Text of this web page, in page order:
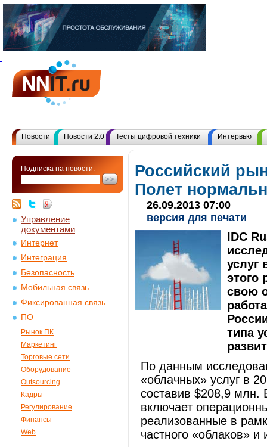
Новости Новости 2.0 Тесты цифровой техники Интервью
Подписка на новости:
Управление
документами
Интернет
Интеграция
Безопасность
Мобильная связь
Фиксированная связь
ПО
Рынок ПК
Маркетинг
Торговые сети
Оборудование
Outsourcing
Кадры
Регулирование
Финансы
Web
Российский
Полет
26.09.2013 07:00
версия для печати
IDC
услуг
этого
свою
типа
По данным
«облачных» услуг в
составив $208,9 млн.
включает
реализованные в
частного «облаков»